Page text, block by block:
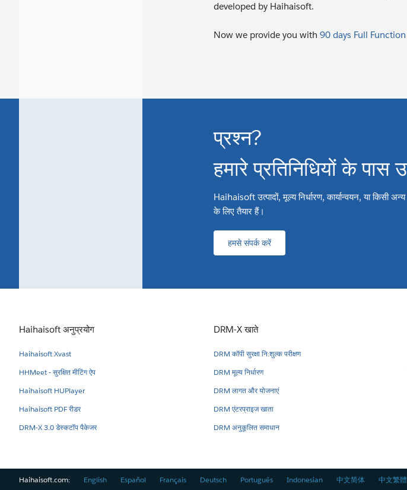
developed by Haihaisoft.
Now we provide you with 90 days Full Function
प्रश्न?
हमारे प्रतिनिधियों के पास
Haihaisoft उत्पादों, मूल्य निर्धारण, कार्यान्वयन, या किसी
के लिए तैयार हैं।
हमसे संपर्क करें
Haihaisoft अनुप्रयोग
Haihaisoft Xvast
HHMeet - सुरक्षित मीटिंग ऐप
Haihaisoft HUPlayer
Haihaisoft PDF रीडर
DRM-X 3.0 डेस्कटॉप पैकेजर
DRM-X खाते
DRM कॉपी सुरक्षा नि:शुल्क परीक्षण
DRM मूल्य निर्धारण
DRM लागत और योजनाएं
DRM एंटरप्राइज खाता
DRM अनुकूलित समाधान
Haihaisoft.com: English Español Français Deutsch Português Indonesian 中文简体 中文繁體